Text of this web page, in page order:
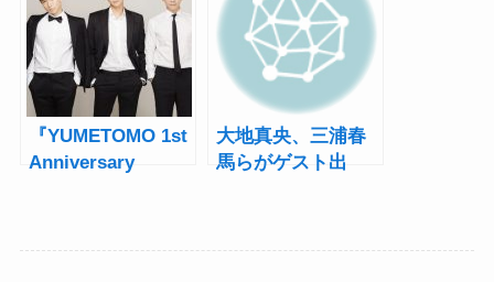
ゲネプロレポート
GALA（ガラ）』新
エンタメ舞台が開
幕
『YUMETOMO 1st
Anniversary
大地真央、三浦春
馬らがゲスト出